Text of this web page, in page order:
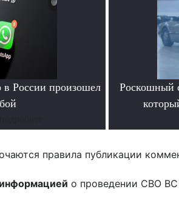
в России произошел
Роскошный
правила публикации
о проведении СВО